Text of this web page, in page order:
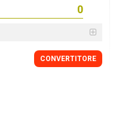
CONVERTITORE